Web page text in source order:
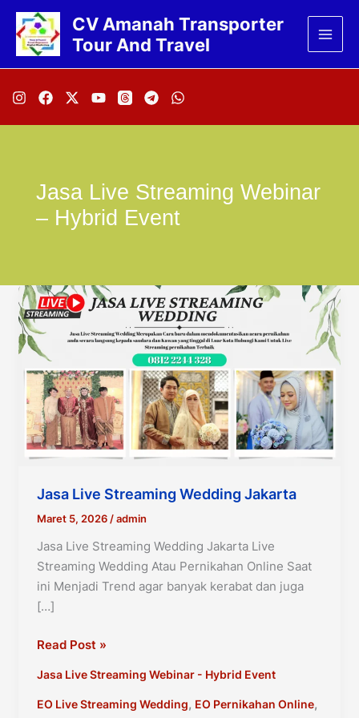
Lewati
konten
CV Amanah Transporter
Tour And Travel
Jasa Live Streaming Webinar
– Hybrid Event
Jasa Live Streaming Wedding Jakarta
Maret 5, 2026/admin
Jasa Live Streaming Wedding Jakarta Live
Streaming Wedding Atau Pernikahan Online Saat
ini Menjadi Trend agar banyak kerabat dan juga
[…]
Jasa
Streaming
Wedding
Read Post »
Jasa Live Streaming Webinar - Hybrid Event
EO Live Streaming Wedding, EO Pernikahan Online,